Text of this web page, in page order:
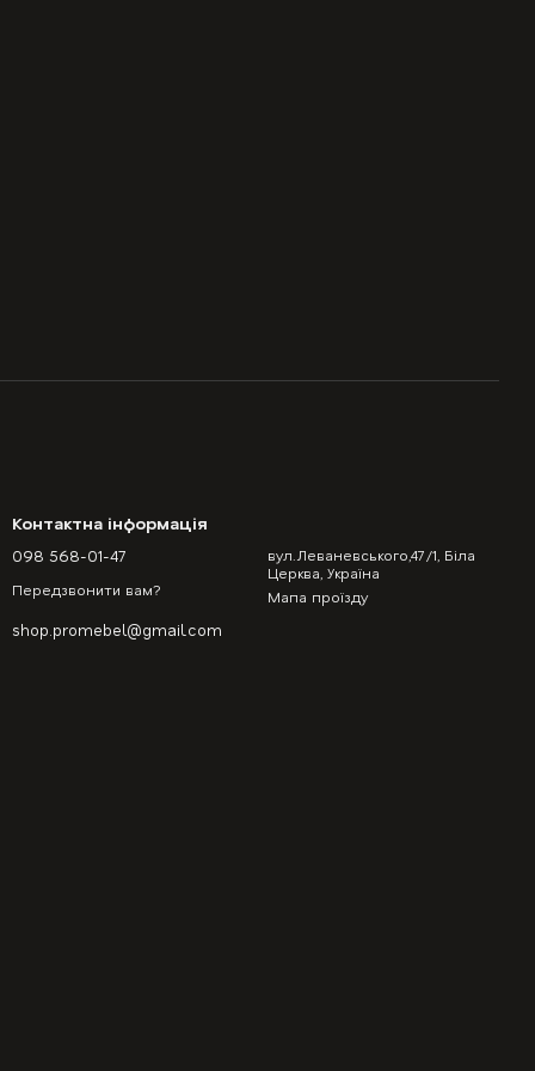
Контактна інформація
098 568-01-47
Передзвонити вам?
shop.promebel@gmail.com
вул.Леваневського,47/1, Біла
Церква, Україна
Мапа проїзду